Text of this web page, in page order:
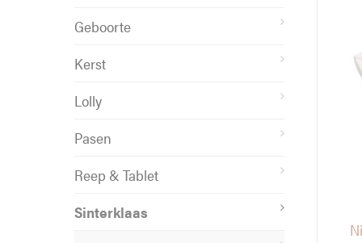
Geboorte
Kerst
Lolly
Pasen
Reep & Tablet
Sinterklaas